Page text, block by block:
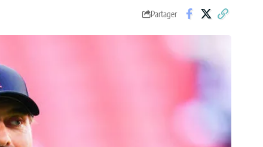
Partager